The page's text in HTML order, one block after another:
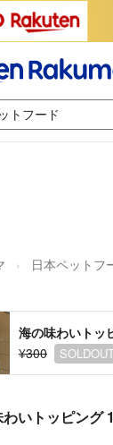
日本ペットフ
海の味わいトッ
¥300
わいトッピン